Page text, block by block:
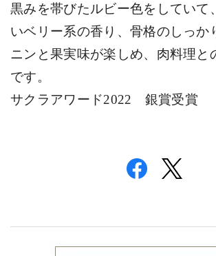
黒みを帯びたルビー色をしていて
いベリー系の香り、骨格のしっか
ニンと果実味が楽しめ、肉料理と
です。
サクラアワード2022 銀賞受賞